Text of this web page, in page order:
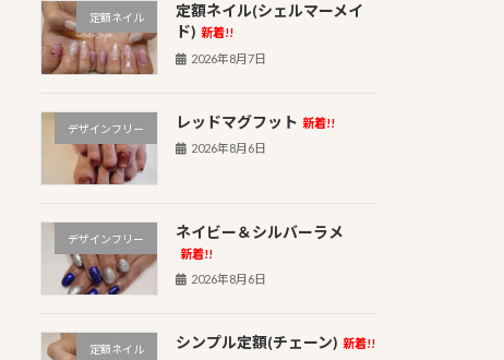
定額ネイル
定額ネイル(シェルマーメイ
ド) 新着!!
2026年8月7日
デザインフリー レッドマグフット 新着!!
2026年8月6日
デザインフリー ネイビー＆シルバーラメ
新着!!
2026年8月6日
定額ネイル シンプル定額(チェーン) 新着!!